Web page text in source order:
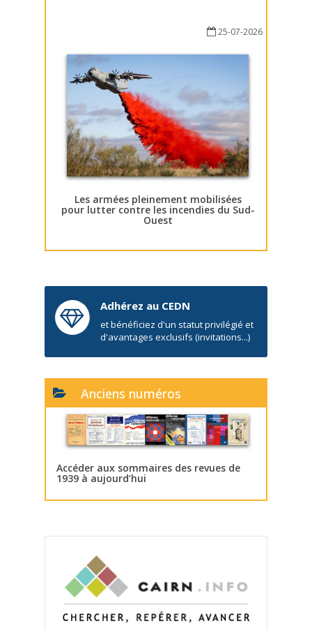
25-07-2026
Les armées pleinement mobilisées
pour lutter contre les incendies du Sud-
Ouest
Adhérez au CEDN
et bénéficiez d'un statut privilégié et
d'avantages exclusifs (invitations...)
Anciens numéros
Accéder aux sommaires des revues de
1939 à aujourd’hui